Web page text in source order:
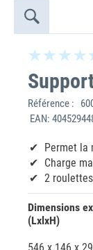
Référence :
EAN:
Permet la
Charge
2
Dimensions
(LxlxH)